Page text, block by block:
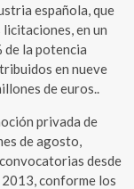
española, que
en un
de la potencia
en nueve
de euros..
privada de
de agosto,
desde
conforme los